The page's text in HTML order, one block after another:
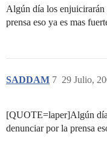
Algún día los enjuicirarán
prensa eso ya es mas
SADDAM 29 Julio,
7
[QUOTE=laper]Algún
denunciar por la prensa